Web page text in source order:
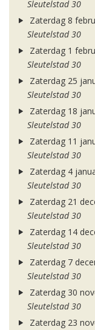
Sleutelstad 30
Zaterdag 8
Sleutelstad 30
Zaterdag 1
Sleutelstad 30
Zaterdag 25
Sleutelstad 30
Zaterdag 18
Sleutelstad 30
Zaterdag 11
Sleutelstad 30
Zaterdag 4
Sleutelstad 30
Zaterdag 21
Sleutelstad 30
Zaterdag 14
Sleutelstad 30
Zaterdag 7
Sleutelstad 30
Zaterdag 30
Sleutelstad 30
Zaterdag 23